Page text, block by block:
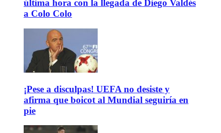
última hora con la llegada de Diego Valdés
a Colo Colo
¡Pese a disculpas! UEFA no desiste y
afirma que boicot al Mundial seguiría en
pie